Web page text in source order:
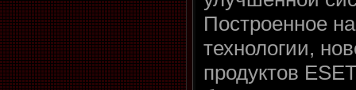
Построенное
технологии,
продуктов